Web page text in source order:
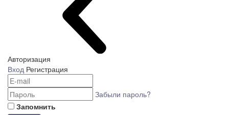
Авторизация
Вход Регистрация
Забыли пароль?
Запомнить